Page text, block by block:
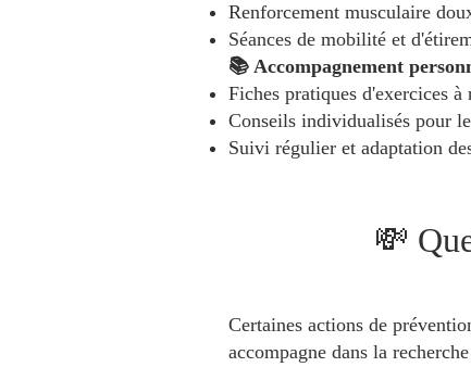
Renforcement musculaire
Séances de mobilité et
📚 Accompagnement
Fiches pratiques d'exercices à
Conseils individualisés pour
Suivi régulier et adaptation
💸
Certaines actions de
accompagne dans la